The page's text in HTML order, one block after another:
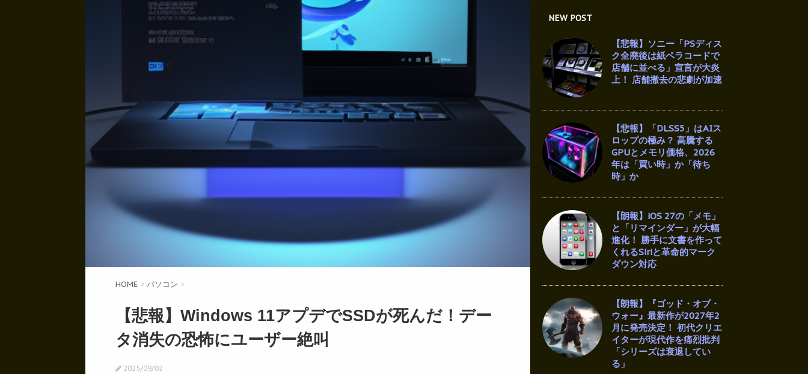
HOME > パソコン >
【悲報】Windows 11アプデでSSDが死んだ！デー
タ消失の恐怖にユーザー絶叫
2025/09/02
NEW POST
【悲報】ソニー「PSディス
ク全廃後は紙ペラコードで
店舗に並べる」宣言が大炎
上！ 店舗撤去の悲劇が加速
【悲報】「DLSS5」はAIス
ロップの極み？ 高騰する
GPUとメモリ価格、2026
年は「買い時」か「待ち
時」か
【朗報】iOS 27の「メモ」
と「リマインダー」が大幅
進化！ 勝手に文書を作って
くれるSiriと革命的マーク
ダウン対応
【朗報】『ゴッド・オブ・
ウォー』最新作が2027年2
月に発売決定！ 初代クリエ
イターが現代作を痛烈批判
「シリーズは衰退してい
る」